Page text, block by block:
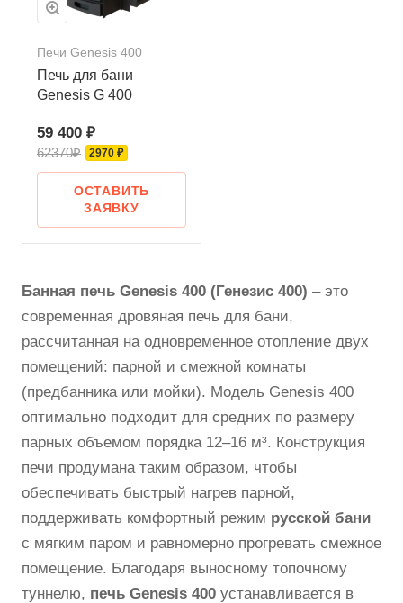
Печи Genesis 400
Печь для бани
Genesis G 400
59 400 ₽
62370₽ 2970 ₽
ОСТАВИТЬ
ЗАЯВКУ
Банная печь Genesis 400 (Генезис 400) – это
современная дровяная печь для бани,
рассчитанная на одновременное отопление двух
помещений: парной и смежной комнаты
(предбанника или мойки). Модель Genesis 400
оптимально подходит для средних по размеру
парных объемом порядка 12–16 м³. Конструкция
печи продумана таким образом, чтобы
обеспечивать быстрый нагрев парной,
поддерживать комфортный режим русской бани
с мягким паром и равномерно прогревать смежное
помещение. Благодаря выносному топочному
туннелю, печь Genesis 400 устанавливается в